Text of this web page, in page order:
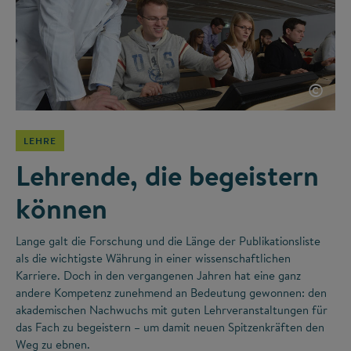
©
LEHRE
Lehrende, die begeistern
können
Lange galt die Forschung und die Länge der Publikationsliste
als die wichtigste Währung in einer wissenschaftlichen
Karriere. Doch in den vergangenen Jahren hat eine ganz
andere Kompetenz zunehmend an Bedeutung gewonnen: den
akademischen Nachwuchs mit guten Lehrveranstaltungen für
das Fach zu begeistern – um damit neuen Spitzenkräften den
Weg zu ebnen.